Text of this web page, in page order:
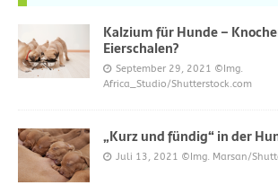
Kalzium für Hunde –
Eierschalen?
September 29, 2021 ©Img.
Africa_Studio/Shutterstock.com
„Kurz und fündig“ in der
Juli 13, 2021 ©Img. Marsan/